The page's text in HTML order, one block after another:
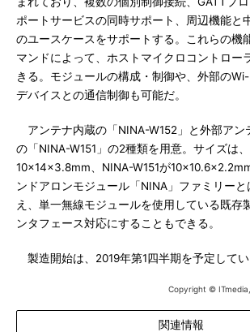
ポートサービスの同時サポート、周辺機能と
のユースケースをサポートする。これらの機
マンドによって、ホストマイクロコントロー
きる。モジュールの構成・制御や、外部の
デバイスとの通信制御も可能だ。
アンテナ内蔵の「NINA-W152」と外部アン
の「NINA-W151」の2種類を用意。サイズは
10×14×3.8mm、NINA-W151が
ンドアロンモジュール「NINA」ファミリー
え、単一無線モジュールを使用している既存
ンタフェース対応にすることもできる。
製造開始は、2019年第1四半期を予定してい
Copyright ©
関連情報